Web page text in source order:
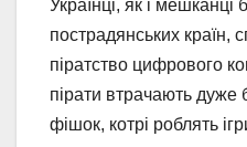
Українці, як і мешканці
пострадянських країн,
піратство цифрового
пірати втрачають дуже
фішок, котрі роблять